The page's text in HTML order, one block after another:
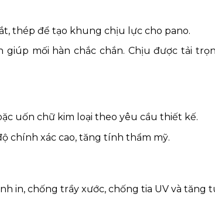
thép để tạo khung chịu lực cho pano.
giúp mối hàn chắc chắn. Chịu được tải
uốn chữ kim loại theo yêu cầu thiết kế.
chính xác cao, tăng tính thẩm mỹ.
in, chống trầy xước, chống tia UV và tăng